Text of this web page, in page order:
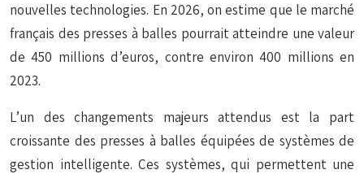
nouvelles technologies. En 2026, on estime que le marché
français des presses à balles pourrait atteindre une valeur
de 450 millions d’euros, contre environ 400 millions en
2023.
L’un des changements majeurs attendus est la part
croissante des presses à balles équipées de systèmes de
gestion intelligente. Ces systèmes, qui permettent une